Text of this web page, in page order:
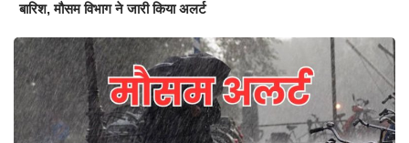
बारिश, मौसम विभाग ने जारी किया अलर्ट